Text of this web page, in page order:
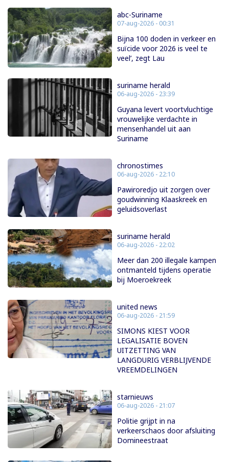
abc-Suriname
07-aug-2026 - 00:31
Bijna 100 doden in verkeer en
suïcide voor 2026 is veel te
veel’, zegt Lau
suriname herald
06-aug-2026 - 23:39
Guyana levert voortvluchtige
vrouwelijke verdachte in
mensenhandel uit aan
Suriname
chronostimes
06-aug-2026 - 22:10
Pawiroredjo uit zorgen over
goudwinning Klaaskreek en
geluidsoverlast
suriname herald
06-aug-2026 - 22:02
Meer dan 200 illegale kampen
ontmanteld tijdens operatie
bij Moeroekreek
united news
06-aug-2026 - 21:59
SIMONS KIEST VOOR
LEGALISATIE BOVEN
UITZETTING VAN
LANGDURIG VERBLIJVENDE
VREEMDELINGEN
starnieuws
06-aug-2026 - 21:07
Politie grijpt in na
verkeerschaos door afsluiting
Domineestraat